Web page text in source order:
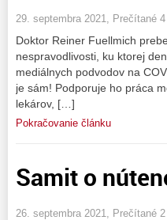
29. septembra 2021, Prečítané
Doktor Reiner Fuellmich
nespravodlivosti, ku ktorej
mediálnych podvodov na
je sám! Podporuje ho práca
lekárov, […]
Pokračovanie článku
Samit o
26. septembra 2021, Prečítané 2